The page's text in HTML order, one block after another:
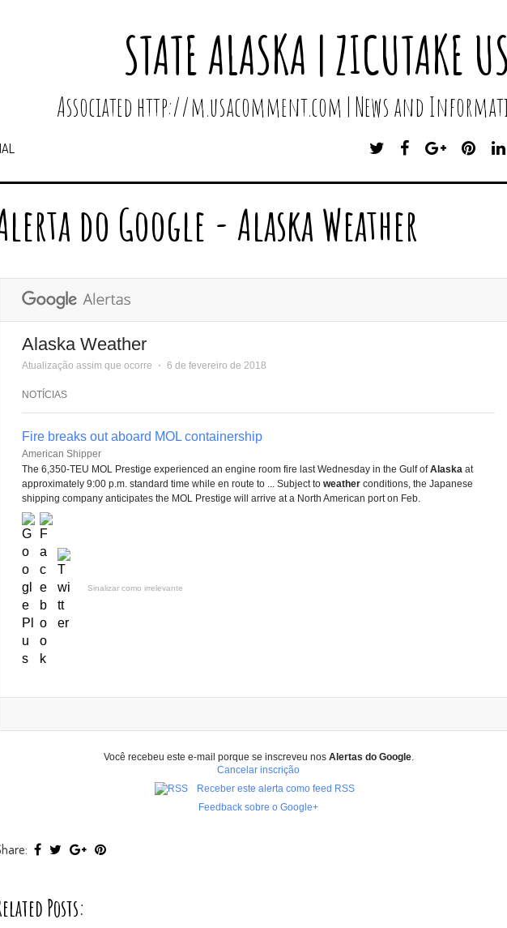
STATE ALASKA | ZICUTAKE
Associated http://m.usacomment.com | News and
T
I
T
E
R
F
C
G
O
U
P
N
T
do Google - Alaska Weather
Alaska Weather
Atualização assim que ocorre ⋅ 6 de fevereiro de 2018
NOTÍCIAS
Fire breaks out aboard MOL containership
American Shipper
The 6,350-TEU MOL Prestige experienced an engine room fire last Wednesday in the Gulf ofAlaska at
approximately 9:00 p.m. standard time while en route to ... Subject to weather conditions, the Japanese
shipping company anticipates the MOL Prestige will arrive at a North American port on Feb.
Sinalizar como irrelevante
Você recebeu este e-mail porque se inscreveu nos Alertas do Google.
Cancelar inscrição
Receber este alerta como feed RSS
Feedback sobre o Google+
Posts: